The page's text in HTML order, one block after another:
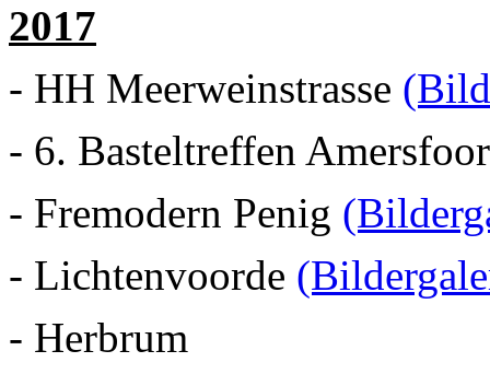
2017
- HH Meerweinstrasse
- 6. Basteltreffen
- Fremodern Penig
- Lichtenvoorde
- Herbrum